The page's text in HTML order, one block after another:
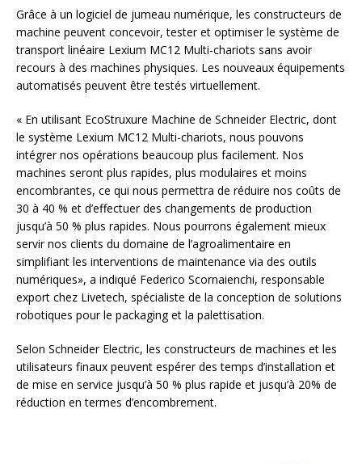
Grâce à un logiciel de jumeau numérique, les constructeurs de
machine peuvent concevoir, tester et optimiser le système de
transport linéaire Lexium MC12 Multi-chariots sans avoir
recours à des machines physiques. Les nouveaux équipements
automatisés peuvent être testés virtuellement.
« En utilisant EcoStruxure Machine de Schneider Electric, dont
le système Lexium MC12 Multi-chariots, nous pouvons
intégrer nos opérations beaucoup plus facilement. Nos
machines seront plus rapides, plus modulaires et moins
encombrantes, ce qui nous permettra de réduire nos coûts de
30 à 40 % et d’effectuer des changements de production
jusqu’à 50 % plus rapides. Nous pourrons également mieux
servir nos clients du domaine de l’agroalimentaire en
simplifiant les interventions de maintenance via des outils
numériques», a indiqué Federico Scornaienchi, responsable
export chez Livetech, spécialiste de la conception de solutions
robotiques pour le packaging et la palettisation.
Selon Schneider Electric, les constructeurs de machines et les
utilisateurs finaux peuvent espérer des temps d’installation et
de mise en service jusqu’à 50 % plus rapide et jusqu’à 20% de
réduction en termes d’encombrement.